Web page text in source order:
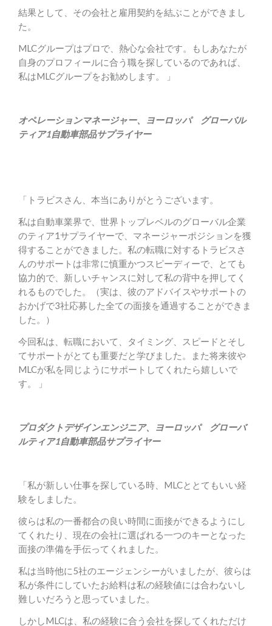
結果として、その会社と雇用契約を結ぶことができまし
た。
MLCグループはプロで、熱心な会社です。もしあなたが
自身のプロフィールに合う職を探しているのであれば、
私はMLCグループをお勧めします。
」
オペレーションマネージャー、
ヨーロッパ グローバル
ティア1自動車部品サプライヤー
「トラビスさん、本当にありがとうございます。
私は自動車業界で、世界トップレベルのグローバル企業
のティア1サプライヤーで、マネージャーポジションを獲
得することができました。私の転職に対するトラビスさ
んのサポートは非常に慎重かつスピーディーで、とても
協力的で、新しいチャンスに対して私の背中を押してく
れるものでした。（実は、彼のアドバイスやサポートの
おかげで3社応募した全ての面接を通過することができま
した。）
今回私は、転職において、タイミング、スピードとそし
てサポートがとても重要だと学びました。また将来彼や
MLCが私を同じようにサポートしてくれたら嬉しいで
す。
」
プロダクトデザインエンジニア、
ヨーロッパ グローバ
ルティア1自動車部品サプライヤー
「私が新しい仕事を探している時、MLCととてもいい経
験をしました。
彼らは私の一番都合の良い時間に面接ができるようにし
てくれたり、現在の会社に選ばれる一つのキーとなった
面接の準備を手伝ってくれました。
私は当時他に5社のエージェンシーがいましたが、彼らは
私が条件にしていたお給料は私の経験値には合わないし
難しいだろうと思っていました。
しかしMLCは、私の経験に合う会社を探してくれただけ